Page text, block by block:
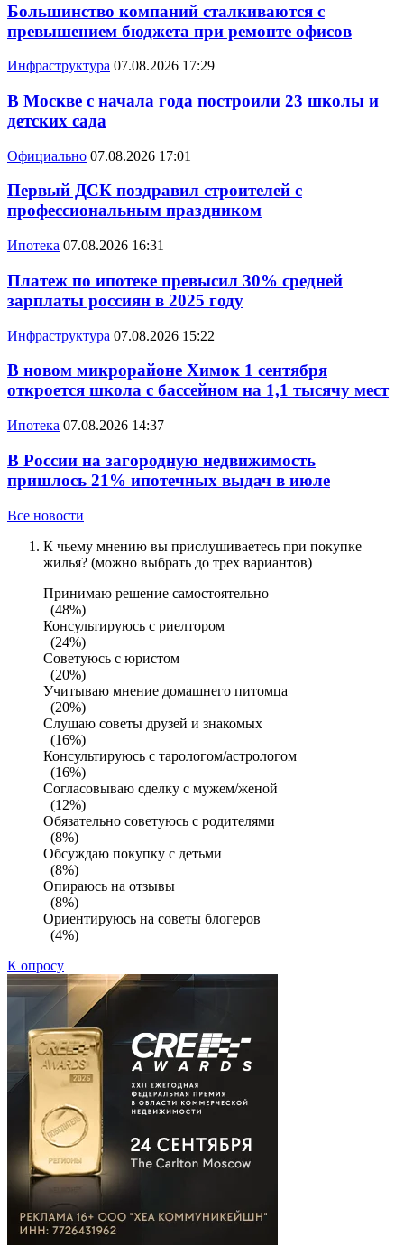
Большинство компаний сталкиваются с
превышением бюджета при ремонте офисов
Инфраструктура 07.08.2026 17:29
В Москве с начала года построили 23 школы и
детских сада
Официально 07.08.2026 17:01
Первый ДСК поздравил строителей с
профессиональным праздником
Ипотека 07.08.2026 16:31
Платеж по ипотеке превысил 30% средней
зарплаты россиян в 2025 году
Инфраструктура 07.08.2026 15:22
В новом микрорайоне Химок 1 сентября
откроется школа с бассейном на 1,1 тысячу мест
Ипотека 07.08.2026 14:37
В России на загородную недвижимость
пришлось 21% ипотечных выдач в июле
Все новости
К чьему мнению вы прислушиваетесь при покупке
жилья? (можно выбрать до трех вариантов)
Принимаю решение самостоятельно
(48%)
Консультируюсь с риелтором
(24%)
Советуюсь с юристом
(20%)
Учитываю мнение домашнего питомца
(20%)
Слушаю советы друзей и знакомых
(16%)
Консультируюсь с тарологом/астрологом
(16%)
Согласовываю сделку с мужем/женой
(12%)
Обязательно советуюсь с родителями
(8%)
Обсуждаю покупку с детьми
(8%)
Опираюсь на отзывы
(8%)
Ориентируюсь на советы блогеров
(4%)
К опросу